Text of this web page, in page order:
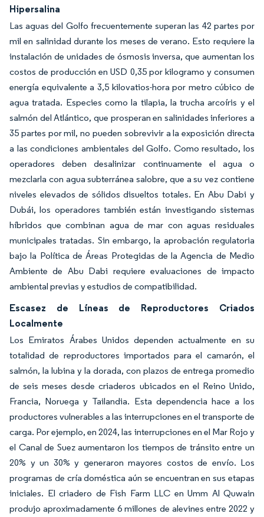
Hipersalina
Las aguas del Golfo frecuentemente superan las 42 partes por
mil en salinidad durante los meses de verano. Esto requiere la
instalación de unidades de ósmosis inversa, que aumentan los
costos de producción en USD 0,35 por kilogramo y consumen
energía equivalente a 3,5 kilovatios-hora por metro cúbico de
agua tratada. Especies como la tilapia, la trucha arcoíris y el
salmón del Atlántico, que prosperan en salinidades inferiores a
35 partes por mil, no pueden sobrevivir a la exposición directa
a las condiciones ambientales del Golfo. Como resultado, los
operadores deben desalinizar continuamente el agua o
mezclarla con agua subterránea salobre, que a su vez contiene
niveles elevados de sólidos disueltos totales. En Abu Dabi y
Dubái, los operadores también están investigando sistemas
híbridos que combinan agua de mar con aguas residuales
municipales tratadas. Sin embargo, la aprobación regulatoria
bajo la Política de Áreas Protegidas de la Agencia de Medio
Ambiente de Abu Dabi requiere evaluaciones de impacto
ambiental previas y estudios de compatibilidad.
Escasez de Líneas de Reproductores Criados
Localmente
Los Emiratos Árabes Unidos dependen actualmente en su
totalidad de reproductores importados para el camarón, el
salmón, la lubina y la dorada, con plazos de entrega promedio
de seis meses desde criaderos ubicados en el Reino Unido,
Francia, Noruega y Tailandia. Esta dependencia hace a los
productores vulnerables a las interrupciones en el transporte de
carga. Por ejemplo, en 2024, las interrupciones en el Mar Rojo y
el Canal de Suez aumentaron los tiempos de tránsito entre un
20% y un 30% y generaron mayores costos de envío. Los
programas de cría doméstica aún se encuentran en sus etapas
iniciales. El criadero de Fish Farm LLC en Umm Al Quwain
produjo aproximadamente 6 millones de alevines entre 2022 y